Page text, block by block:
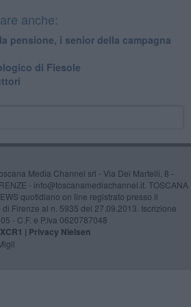
anche:
pensione, i senior della campagna
di Fiesole
Media Channel srl - Via Dei Martelli, 8 -
- info@toscanamediachannel.it. TOSCANA
quotidiano on line registrato presso il
di Firenze al n. 5935 del 27.09.2013. Iscrizione
- C.F. e P.Iva 0620787048
| Privacy Nielsen